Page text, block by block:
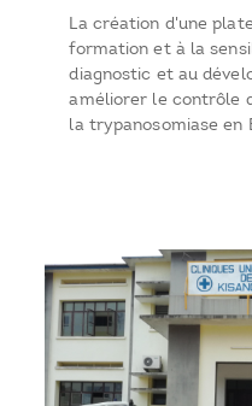
La création d'une
formation et à la
diagnostic et au
améliorer le contrôle
la trypanosomiase en